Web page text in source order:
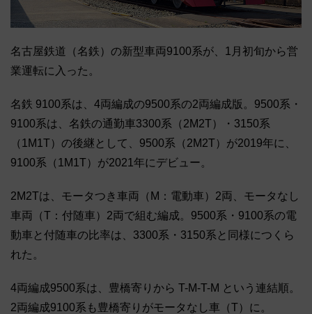
名古屋鉄道（名鉄）の新型車両9100系が、1月初旬から営
業運転に入った。
名鉄 9100系は、4両編成の9500系の2両編成版。9500系・
9100系は、名鉄の通勤車3300系（2M2T）・3150系
（1M1T）の後継として、9500系（2M2T）が2019年に、
9100系（1M1T）が2021年にデビュー。
2M2Tは、モータつき車両（M：電動車）2両、モータなし
車両（T：付随車）2両で組む編成。9500系・9100系の電
動車と付随車の比率は、3300系・3150系と同様につくら
れた。
4両編成9500系は、豊橋寄りから T-M-T-M という連結順。
2両編成9100系も豊橋寄りがモータなし車（T）に。